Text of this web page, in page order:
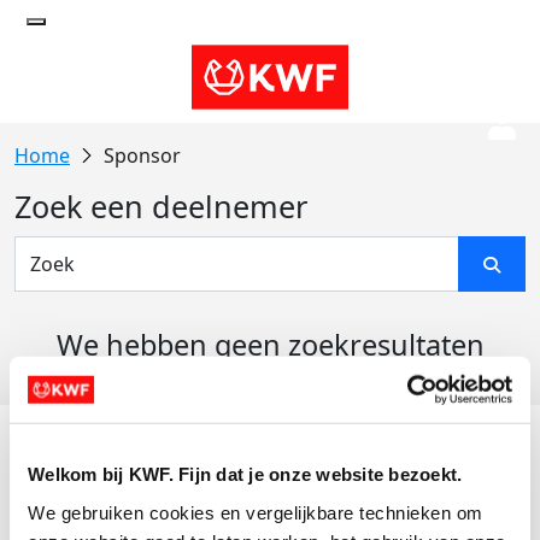
Welkom bij KWF. Fijn dat je onze website bezoekt.
We gebruiken cookies en vergelijkbare technieken om
Sponsor
Zoek een deelnemer
We hebben geen zoekresultaten
Actiematerialen
Evenementen